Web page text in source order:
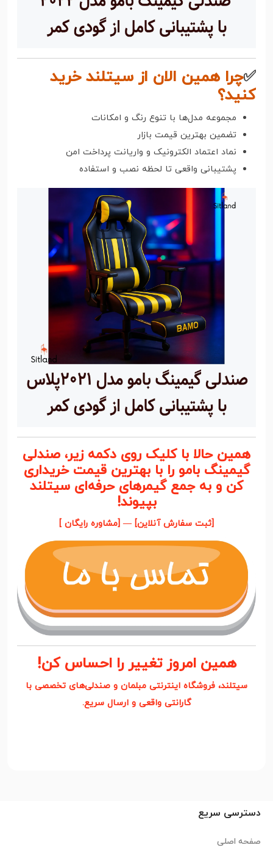
✅چرا همین الان از سیتلند خرید
کنید؟
مجموعه مدل‌ها با تنوع رنگ و امکانات
تضمین بهترین قیمت بازار
نماد اعتماد الکترونیک و واریانت پرداخت امن
پشتیبانی واقعی تا لحظه نصب و استفاده
همین حالا با کلیک روی دکمه زیر، صندلی
گیمینگ بامو را با بهترین قیمت خریداری
کن و به جمع گیمرهای حرفه‌ای سیتلند
بپیوند!
[ثبت سفارش آنلاین] — [مشاوره رایگان ]
همین امروز تغییر را احساس کن!
سیتلند، فروشگاه اینترنتی مبلمان و صندلی‌های تخصصی با
گارانتی واقعی و ارسال سریع.
دسترسی سریع
صفحه اصلی